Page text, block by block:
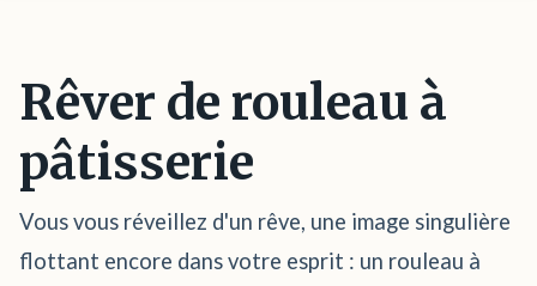
Rêver de rouleau à
pâtisserie
Vous vous réveillez d'un rêve, une image singulière
flottant encore dans votre esprit : un rouleau à